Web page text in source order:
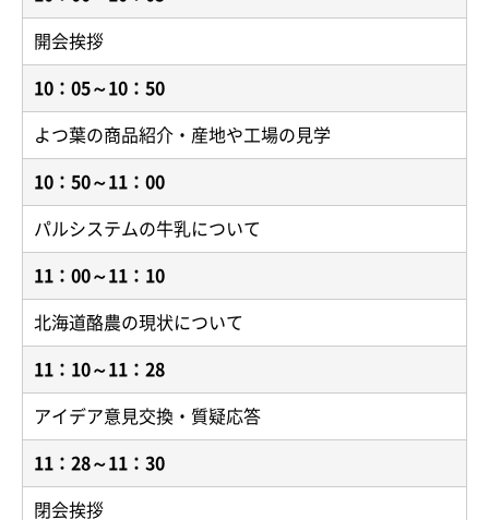
開会挨拶
10：05～10：50
よつ葉の商品紹介・産地や工場の見学
10：50～11：00
パルシステムの牛乳について
11：00～11：10
北海道酪農の現状について
11：10～11：28
アイデア意見交換・質疑応答
11：28～11：30
閉会挨拶